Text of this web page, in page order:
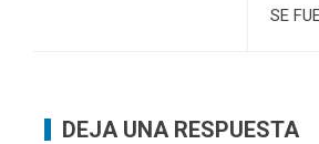
SE
DEJA UNA RESPUESTA